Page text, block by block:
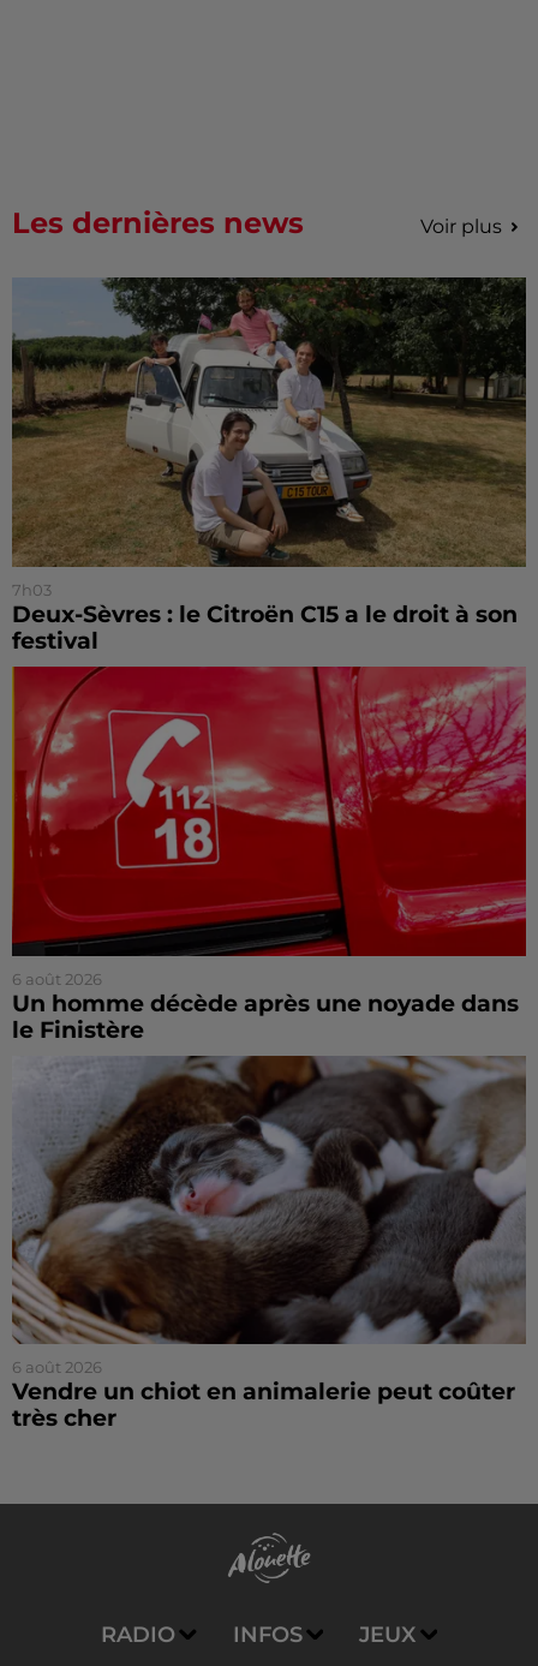
Les dernières news Voir plus
7h03
Deux-Sèvres : le Citroën C15 a le droit à son
festival
6 août 2026
Un homme décède après une noyade dans
le Finistère
6 août 2026
Vendre un chiot en animalerie peut coûter
très cher
RADIO INFOS JEUX